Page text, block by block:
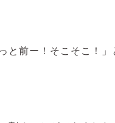
と前ー！そこそこ！」